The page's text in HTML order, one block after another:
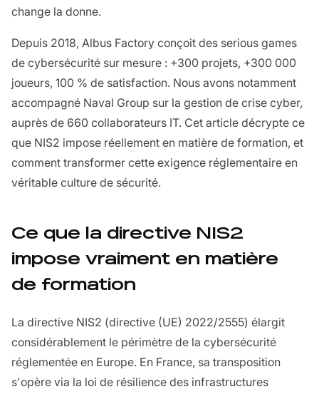
change la donne.
Depuis 2018, Albus Factory conçoit des serious games
de cybersécurité sur mesure : +300 projets, +300 000
joueurs, 100 % de satisfaction. Nous avons notamment
accompagné Naval Group sur la gestion de crise cyber,
auprès de 660 collaborateurs IT. Cet article décrypte ce
que NIS2 impose réellement en matière de formation, et
comment transformer cette exigence réglementaire en
véritable culture de sécurité.
Ce que la directive NIS2
impose vraiment en matière
de formation
La directive NIS2 (directive (UE) 2022/2555) élargit
considérablement le périmètre de la cybersécurité
réglementée en Europe. En France, sa transposition
s'opère via la loi de résilience des infrastructures